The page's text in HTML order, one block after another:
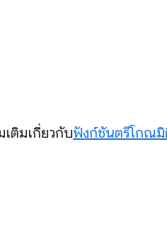
ติมเกี่ยวกับฟังก์ชันตรีโกณมิ